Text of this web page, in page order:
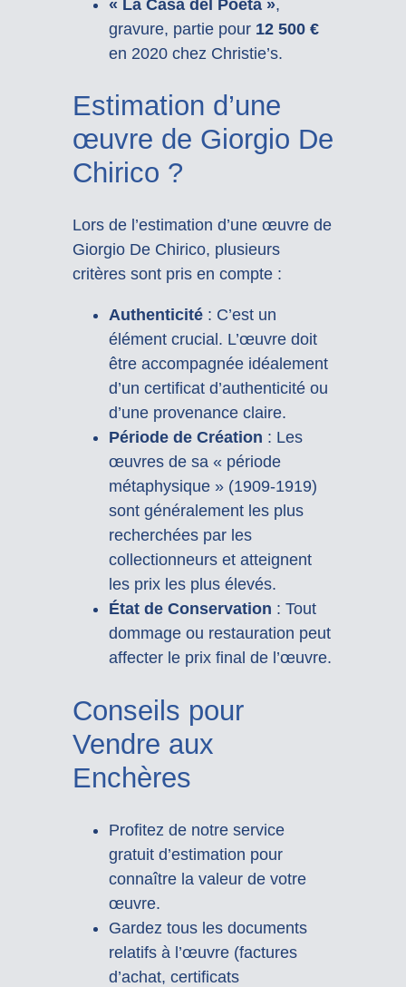
« La Casa del Poeta »,
gravure, partie pour 12 500 €
en 2020 chez Christie’s.
Estimation d’une
œuvre de Giorgio De
Chirico ?
Lors de l’estimation d’une œuvre de
Giorgio De Chirico, plusieurs
critères sont pris en compte :
Authenticité: C’est un
élément crucial. L’œuvre doit
être accompagnée idéalement
d’un certificat d’authenticité ou
d’une provenance claire.
Période de Création : Les
œuvres de sa « période
métaphysique » (1909-1919)
sont généralement les plus
recherchées par les
collectionneurs et atteignent
les prix les plus élevés.
État de Conservation : Tout
dommage ou restauration peut
affecter le prix final de l’œuvre.
Conseils pour
Vendre aux
Enchères
Profitez de notre service
gratuit d’estimation pour
connaître la valeur de votre
œuvre.
Gardez tous les documents
relatifs à l’œuvre (factures
d’achat, certificats